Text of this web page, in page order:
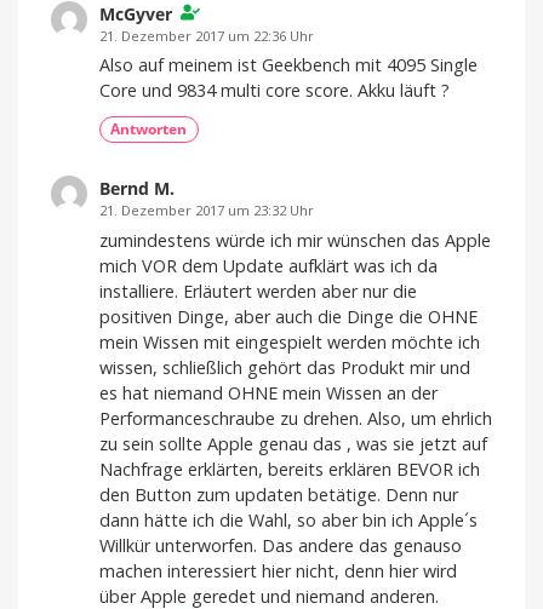
McGyver
21. Dezember 2017 um 22:36 Uhr
Also auf meinem ist Geekbench mit 4095 Single
Core und 9834 multi core score. Akku läuft ?
Antworten
Bernd M.
21. Dezember 2017 um 23:32 Uhr
zumindestens würde ich mir wünschen das Apple
mich VOR dem Update aufklärt was ich da
installiere. Erläutert werden aber nur die
positiven Dinge, aber auch die Dinge die OHNE
mein Wissen mit eingespielt werden möchte ich
wissen, schließlich gehört das Produkt mir und
es hat niemand OHNE mein Wissen an der
Performanceschraube zu drehen. Also, um ehrlich
zu sein sollte Apple genau das , was sie jetzt auf
Nachfrage erklärten, bereits erklären BEVOR ich
den Button zum updaten betätige. Denn nur
dann hätte ich die Wahl, so aber bin ich Apple´s
Willkür unterworfen. Das andere das genauso
machen interessiert hier nicht, denn hier wird
über Apple geredet und niemand anderen.